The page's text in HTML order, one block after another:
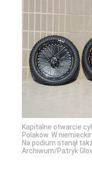
Kapitalne otwarcie
Polaków. W
Na podium stanął
Archiwum/Patryk